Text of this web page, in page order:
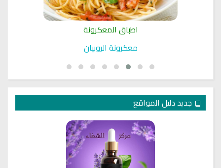
اطباق المعكرونة
معكرونة الروبيان
جديد دليل المواقع